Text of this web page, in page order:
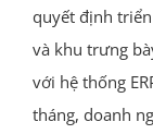
quyết định
và khu trưng
với hệ thống
tháng, doanh